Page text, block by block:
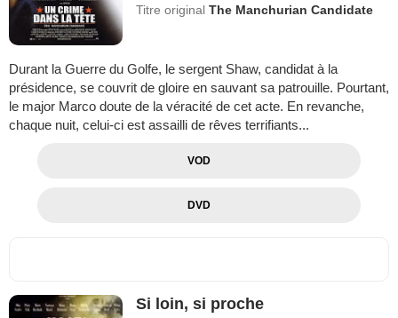
Titre originalThe Manchurian Candidate
Durant la Guerre du Golfe, le sergent Shaw, candidat à la
présidence, se couvrit de gloire en sauvant sa patrouille. Pourtant,
le major Marco doute de la véracité de cet acte. En revanche,
chaque nuit, celui-ci est assailli de rêves terrifiants...
VOD
DVD
Si loin, si proche